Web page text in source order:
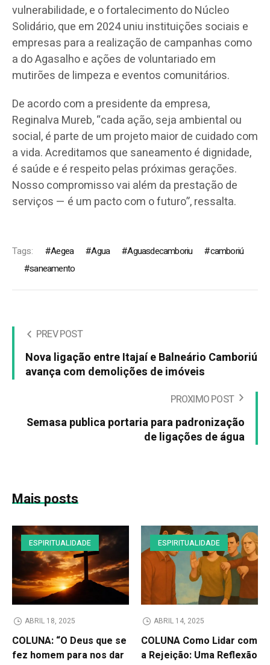
vulnerabilidade, e o fortalecimento do Núcleo
Solidário, que em 2024 uniu instituições sociais e
empresas para a realização de campanhas como
a do Agasalho e ações de voluntariado em
mutirões de limpeza e eventos comunitários.
De acordo com a presidente da empresa,
Reginalva Mureb, “cada ação, seja ambiental ou
social, é parte de um projeto maior de cuidado com
a vida. Acreditamos que saneamento é dignidade,
é saúde e é respeito pelas próximas gerações.
Nosso compromisso vai além da prestação de
serviços — é um pacto com o futuro”, ressalta.
Tags: Aegea Agua Aguasdecamboriu
camboriú
saneamento
PREV POST
Nova ligação entre Itajaí e Balneário Camboriú
avança com demolições de imóveis
PROXIMO POST
Semasa publica portaria para padronização
de ligações de água
Mais posts
ESPIRITUALIDADE
ABRIL 18, 2025
COLUNA: “O Deus que se
fez homem para nos dar
ESPIRITUALIDADE
ABRIL 14, 2025
COLUNA Como Lidar com
a Rejeição: Uma Reflexão